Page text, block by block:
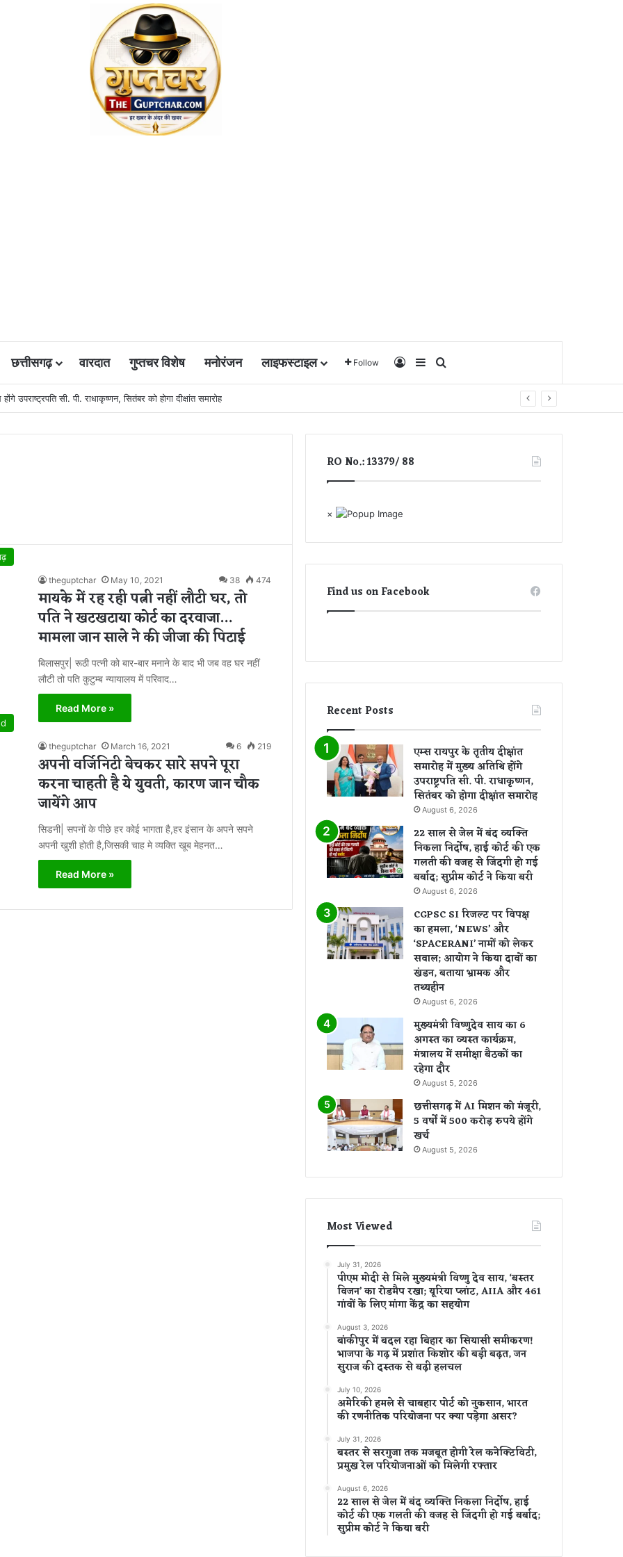
छत्तीसगढ़ वारदात गुप्तचर विशेष मनोरंजन लाइफस्टाइल Follow Log InSidebar
की एक गलती की वजह से जिंदगी हो गई बर्बाद; सुप्रीम कोर्ट ने किया बरी
theguptchar May 10, 2021 38 474
मायके में रह रही पत्नी नहीं लौटी घर, तो
पति ने खटखटाया कोर्ट का दरवाजा…
मामला जान साले ने की जीजा की पिटाई
बिलासपुर| रूठी पत्नी को बार-बार मनाने के बाद भी जब वह घर नहीं
लौटी तो पति कुटुम्ब न्यायालय में परिवाद…
Read More »
theguptchar March 16, 2021 6 219
अपनी वर्जिनिटी बेचकर सारे सपने पूरा
करना चाहती है ये युवती, कारण जान चौक
जायेंगे आप
सिडनी| सपनों के पीछे हर कोई भागता है,हर इंसान के अपने सपने
अपनी खुशी होती है,जिसकी चाह मे व्यक्ति खूब मेहनत…
Read More »
RO No.: 13379/ 88
×
Find us on Facebook
Recent Posts
एम्स रायपुर के तृतीय दीक्षांत
समारोह में मुख्य अतिथि होंगे
उपराष्ट्रपति सी. पी. राधाकृष्णन,
सितंबर को होगा दीक्षांत समारोह
August 6, 2026
22 साल से जेल में बंद व्यक्ति
निकला निर्दोष, हाई कोर्ट की एक
गलती की वजह से जिंदगी हो गई
बर्बाद; सुप्रीम कोर्ट ने किया बरी
August 6, 2026
CGPSC SI रिजल्ट पर विपक्ष
का हमला, ‘NEWS’ और
‘SPACERANI’ नामों को लेकर
सवाल; आयोग ने किया दावों का
खंडन, बताया भ्रामक और
तथ्यहीन
August 6, 2026
मुख्यमंत्री विष्णुदेव साय का 6
अगस्त का व्यस्त कार्यक्रम,
मंत्रालय में समीक्षा बैठकों का
रहेगा दौर
August 5, 2026
छत्तीसगढ़ में AI मिशन को मंजूरी,
5 वर्षों में 500 करोड़ रुपये होंगे
खर्च
August 5, 2026
Most Viewed
July 31, 2026
पीएम मोदी से मिले मुख्यमंत्री विष्णु देव साय, ‘बस्तर
विजन’ का रोडमैप रखा; यूरिया प्लांट, AIIA और 461
गांवों के लिए मांगा केंद्र का सहयोग
August 3, 2026
बांकीपुर में बदल रहा बिहार का सियासी समीकरण!
भाजपा के गढ़ में प्रशांत किशोर की बड़ी बढ़त, जन
सुराज की दस्तक से बढ़ी हलचल
July 10, 2026
अमेरिकी हमले से चाबहार पोर्ट को नुकसान, भारत
की रणनीतिक परियोजना पर क्या पड़ेगा असर?
July 31, 2026
बस्तर से सरगुजा तक मजबूत होगी रेल कनेक्टिविटी,
प्रमुख रेल परियोजनाओं को मिलेगी रफ्तार
August 6, 2026
22 साल से जेल में बंद व्यक्ति निकला निर्दोष, हाई
कोर्ट की एक गलती की वजह से जिंदगी हो गई बर्बाद;
सुप्रीम कोर्ट ने किया बरी